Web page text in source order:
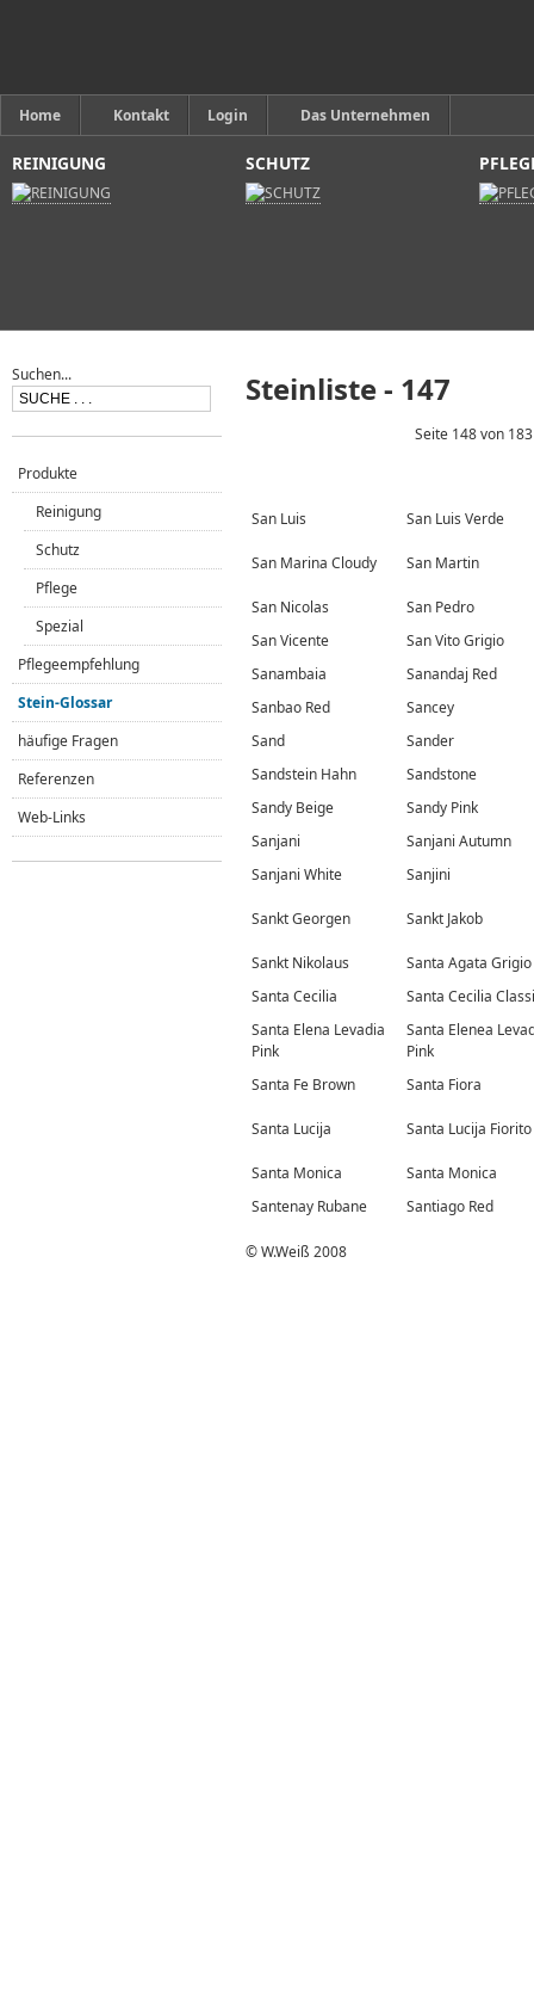
Home Kontakt Login Das Unternehmen
REINIGUNG SCHUTZ
Steinliste - 147
Seite 148 von 183
San Luis San Luis Verde
San Marina Cloudy San Martin
San Nicolas
San Pedro
San Vicente
San Vito Grigio
Sanambaia
Sanandaj Red
Sanbao Red
Sancey
Sand
Sander
Sandstein Hahn
Sandstone
Sandy Beige
Sandy Pink
Sanjani
Sanjani Autumn
Sanjani White
Sanjini
Sankt Georgen Sankt Jakob
Sankt Nikolaus
Santa Agata Grigio
Santa Cecilia
Santa Cecilia
Santa Elena Levadia
Pink
Santa Elenea
Pink
Santa Fe Brown
Santa Fiora
Santa Lucija Santa Lucija Fiorito
Santa Monica
Santa Monica
Santenay Rubane
Santiago Red
© W.Weiß 2008
Suchen...
Produkte
Reinigung
Schutz
Pflege
Spezial
Pflegeempfehlung
Stein-Glossar
häufige Fragen
Referenzen
Web-Links